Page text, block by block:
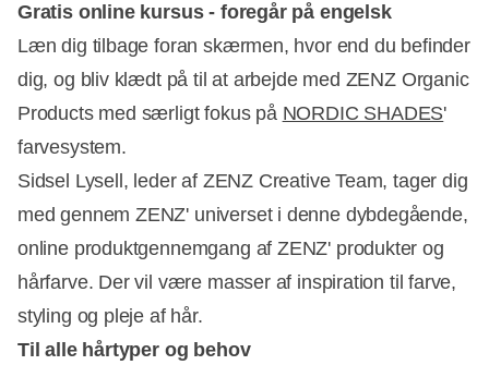
Gratis online kursus - foregår på engelsk
Læn dig tilbage foran skærmen, hvor end du befinder
dig, og bliv klædt på til at arbejde med ZENZ Organic
Products med særligt fokus på NORDIC SHADES'
farvesystem.
Sidsel Lysell, leder af ZENZ Creative Team, tager dig
med gennem ZENZ' universet i denne dybdegående,
online produktgennemgang af ZENZ' produkter og
hårfarve. Der vil være masser af inspiration til farve,
styling og pleje af hår.
Til alle hårtyper og behov